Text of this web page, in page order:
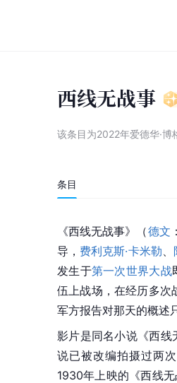
西线无战事
该条目为2022年爱德华·博
条目
《西线无战事》（德文
导， 费利克斯·卡米勒
发生于第一次世界大战
伍上战场，在经历多次
军方报告对那天的概述
影片是同名小说《西线
说已被改编拍摄过两
1930年上映的《西线